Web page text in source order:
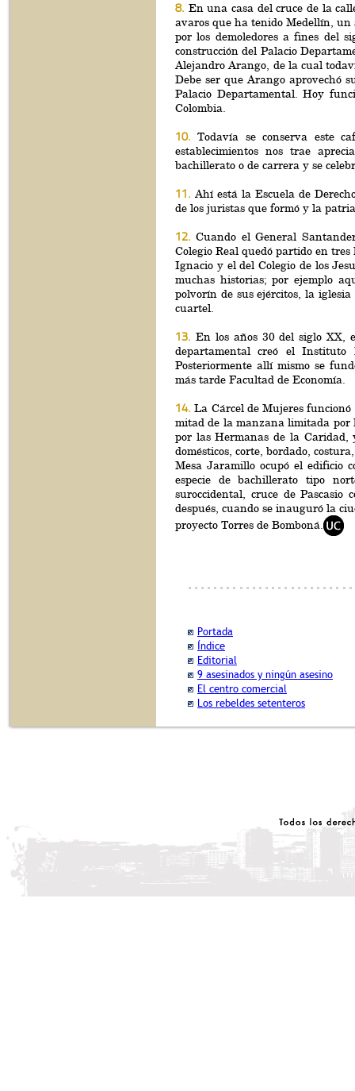
8. En una casa del cruce de la
avaros que ha tenido Medellín,
por los demoledores a fines del
construcción del Palacio
Alejandro Arango, de la cual
Debe ser que Arango aprovechó
Palacio Departamental. Hoy
Colombia.
10. Todavía se conserva este
establecimientos nos trae
bachillerato o de carrera y se
11. Ahí está la Escuela de
de los juristas que formó y la
12. Cuando el General
Colegio Real quedó partido en
Ignacio y el del Colegio de los
muchas historias; por ejemplo
polvorín de sus ejércitos, la
cuartel.
13. En los años 30 del siglo XX,
departamental creó el Instituto
Posteriormente allí mismo se
más tarde Facultad de Economía.
14. La Cárcel de Mujeres
mitad de la manzana limitada por
por las Hermanas de la Caridad,
domésticos, corte, bordado,
Mesa Jaramillo ocupó el edificio
especie de bachillerato tipo
suroccidental, cruce de
después, cuando se inauguró la
proyecto Torres de Bomboná.
Portada
Índice
Editorial
9 asesinados y ningún asesino
El centro comercial
Los rebeldes setenteros